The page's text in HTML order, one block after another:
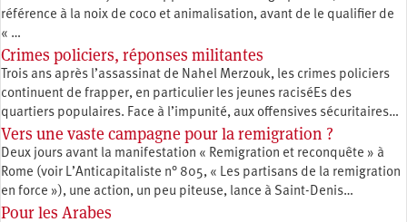
référence à la noix de coco et animalisation, avant de le qualifier de
« …
Crimes policiers, réponses militantes
Trois ans après l’assassinat de Nahel Merzouk, les crimes policiers
continuent de frapper, en particulier les jeunes raciséEs des
quartiers populaires. Face à l’impunité, aux offensives sécuritaires…
Vers une vaste campagne pour la remigration ?
Deux jours avant la manifestation « Remigration et reconquête » à
Rome (voir L’Anticapitaliste n° 805, « Les partisans de la remigration
en force »), une action, un peu piteuse, lance à Saint-Denis…
Pour les Arabes